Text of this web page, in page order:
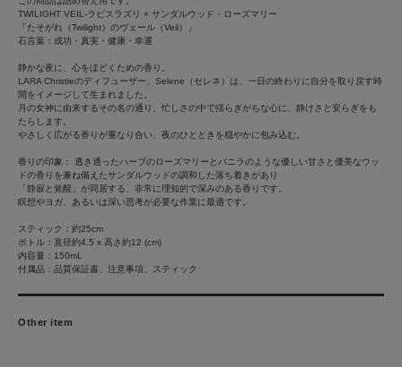
TWILIGHT VEIL-ラピスラズリ × サンダルウッド・ローズマリー
「たそがれ（Twilight）のヴェール（Veil）」
石言葉：成功・真実・健康・幸運
静かな夜に、心をほどくための香り。
LARA Christieのディフューザー、Selene（セレネ）は、一日の終わりに自分を取り戻す時
間をイメージして生まれました。
月の女神に由来するその名の通り、忙しさの中で揺らぎがちな心に、静けさと安らぎをも
たらします。
やさしく広がる香りが重なり合い、夜のひとときを穏やかに包み込む。
香りの印象： 透き通ったハーブのローズマリーとバニラのような優しい甘さと優美なウッ
ドの香りを兼ね備えたサンダルウッドの調和した落ち着きがあり
「静寂と覚醒」が同居する、非常に理知的で深みのある香りです。
瞑想やヨガ、あるいは深い思考が必要な作業に最適です。
スティック：約25cm
ボトル：直径約4.5 x 高さ約12 (cm)
内容量：150mL
付属品：品質保証書、注意事項、スティック
Other item